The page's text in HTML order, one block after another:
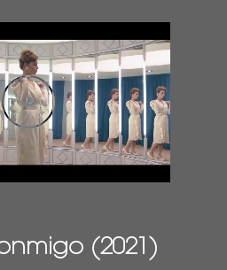
Play Video
(2021)